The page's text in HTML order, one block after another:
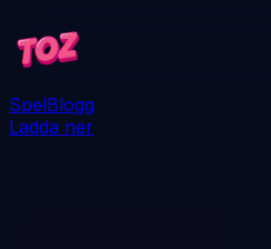
SpelBlogg
Ladda ner